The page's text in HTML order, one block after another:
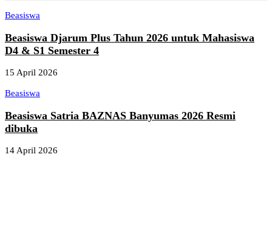
Beasiswa
Beasiswa Djarum Plus Tahun 2026 untuk Mahasiswa
D4 & S1 Semester 4
15 April 2026
Beasiswa
Beasiswa Satria BAZNAS Banyumas 2026 Resmi
dibuka
14 April 2026